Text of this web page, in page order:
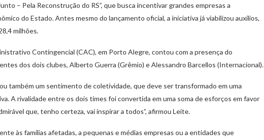
– Pela Reconstrução do RS”, que busca incentivar grandes empresas a
do Estado. Antes mesmo do lançamento oficial, a iniciativa já viabilizou auxílios,
milhões.
Contingencial (CAC), em Porto Alegre, contou com a presença do
dos dois clubes, Alberto Guerra (Grêmio) e Alessandro Barcellos (Internacional).
também um sentimento de coletividade, que deve ser transformado em uma
A rivalidade entre os dois times foi convertida em uma soma de esforços em favor
que, tenho certeza, vai inspirar a todos”, afirmou Leite.
às famílias afetadas, a pequenas e médias empresas ou a entidades que